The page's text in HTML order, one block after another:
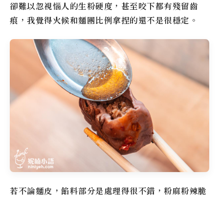
卻難以忽視惱人的生粉硬度，甚至咬下都有殘留齒
痕，我覺得火候和麵團比例拿捏的還不是很穩定。
若不論麵皮，餡料部分是處理得很不錯，粉麻粉辣脆